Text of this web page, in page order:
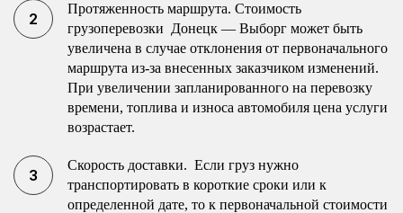
Протяженность маршрута. Стоимость
грузоперевозки Донецк — Выборг может быть
увеличена в случае отклонения от первоначального
маршрута из-за внесенных заказчиком изменений.
При увеличении запланированного на перевозку
времени, топлива и износа автомобиля цена услуги
возрастает.
Скорость доставки. Если груз нужно
транспортировать в короткие сроки или к
определенной дате, то к первоначальной стоимости